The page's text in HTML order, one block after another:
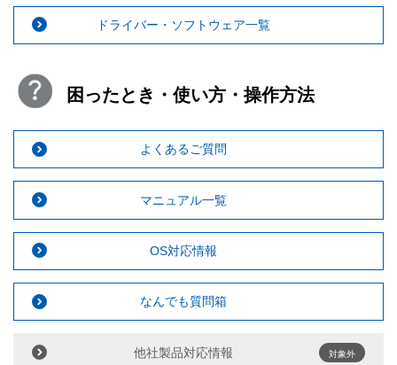
ドライバー・ソフトウェア一覧
困ったとき・使い方・操作方法
よくあるご質問
マニュアル一覧
OS対応情報
なんでも質問箱
他社製品対応情報 対象外